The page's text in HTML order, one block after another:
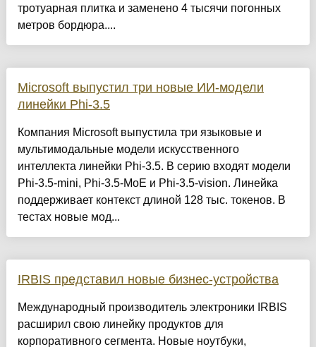
тротуарная плитка и заменено 4 тысячи погонных
метров бордюра....
Microsoft выпустил три новые ИИ-модели
линейки Phi-3.5
Компания Microsoft выпустила три языковые и
мультимодальные модели искусственного
интеллекта линейки Phi-3.5. В серию входят модели
Phi-3.5-mini, Phi-3.5-MoE и Phi-3.5-vision. Линейка
поддерживает контекст длиной 128 тыс. токенов. В
тестах новые мод...
IRBIS представил новые бизнес-устройства
Международный производитель электроники IRBIS
расширил свою линейку продуктов для
корпоративного сегмента. Новые ноутбуки,